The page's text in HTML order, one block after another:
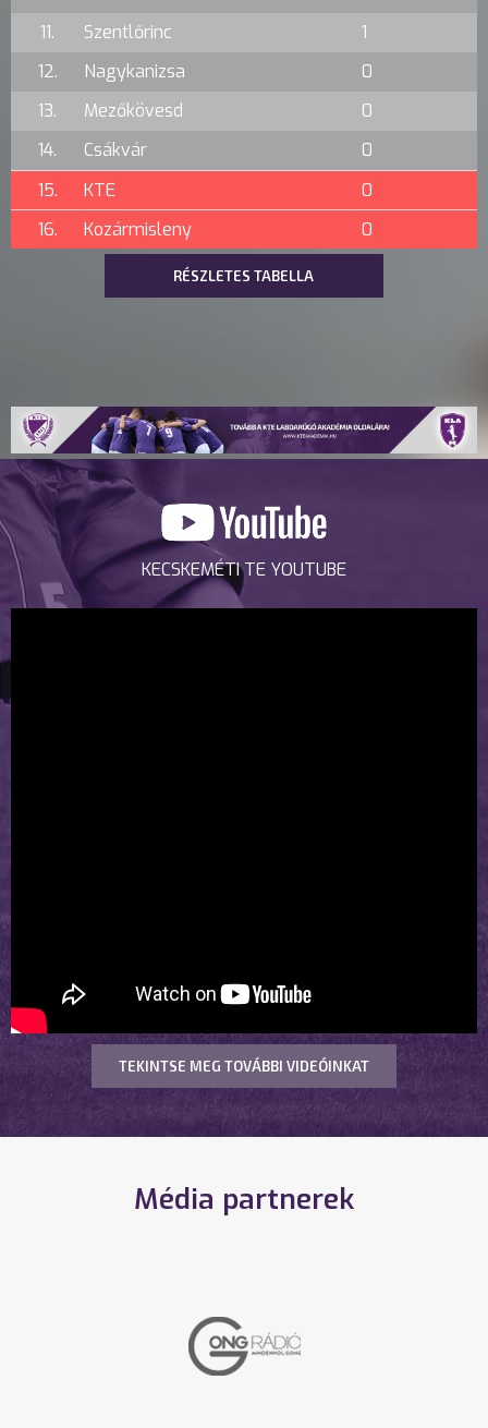
11.
Szentlőrinc
1
12.
Nagykanizsa
0
13.
Mezőkövesd
0
14.
Csákvár
0
15.
KTE
0
16.
Kozármisleny 0
RÉSZLETES TABELLA
KECSKEMÉTI TE YOUTUBE
TEKINTSE MEG TOVÁBBI VIDEÓINKAT
Média partnerek